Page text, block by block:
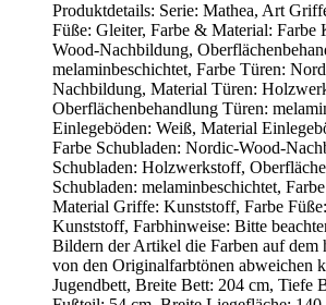
Produktdetails: Serie: Mathea, Art
Füße: Gleiter, Farbe & Material: Farbe
Wood-Nachbildung,
melaminbeschichtet, Farbe Türen:
Nachbildung, Material Türen:
Oberflächenbehandlung Türen:
Einlegeböden: Weiß, Material
Farbe Schubladen: Nordic-Wood-
Schubladen: Holzwerkstoff,
Schubladen: melaminbeschichtet,
Material Griffe: Kunststoff, Farbe
Kunststoff, Farbhinweise: Bitte
Bildern der Artikel die Farben auf dem
von den Originalfarbtönen abweichen
Jugendbett, Breite Bett: 204 cm, Tiefe